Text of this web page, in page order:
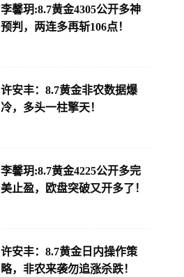
李馨玥:8.7黄金4305公开多神
预判，两连多再斩106点！
许安丰：8.7黄金非农数据爆
冷，多头一柱擎天！
李馨玥:8.7黄金4225公开多完
美止盈，欧盘突破又开多了！
许安丰：8.7黄金日内操作策
略，非农来袭勿追涨杀跌！